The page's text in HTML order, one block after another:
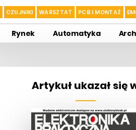
CZUJNIKI WARSZTAT PCB I MONTAŻ
Rynek Automatyka
Artykuł ukazał się